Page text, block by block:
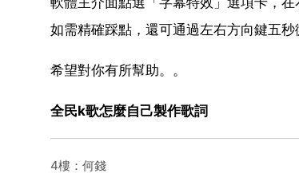
如需精確踩點，還可通過左右方向鍵五秒
希望對你有所幫助。。
全民k歌怎麼自己製作歌詞
4樓：何錢